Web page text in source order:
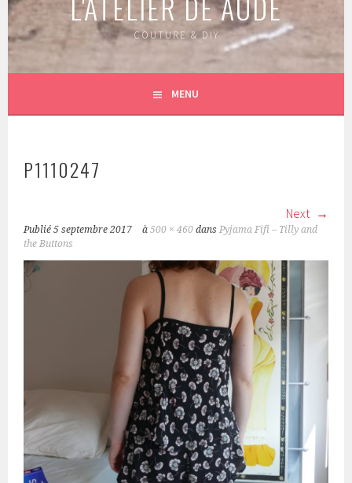
COUTURE & DIY
MENU
P1110247
Next
Publié5 septembre 2017 à500 × 460 dansPyjama Fifi – Tilly and
the Buttons